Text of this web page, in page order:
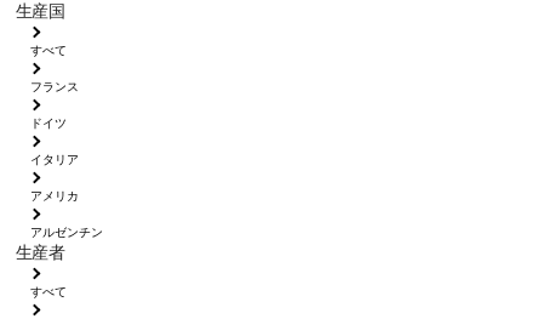
生産国
すべて
フランス
ドイツ
イタリア
アメリカ
アルゼンチン
生産者
すべて